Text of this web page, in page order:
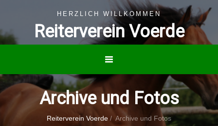
HERZLICH WILLKOMMEN
Reiterverein Voerde
Archive und Fotos
Reiterverein Voerde / Archive und Fotos